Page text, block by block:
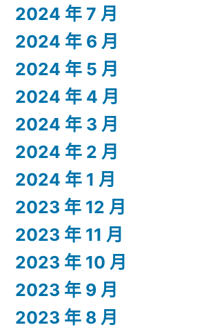
2024 年 7 月
2024 年 6 月
2024 年 5 月
2024 年 4 月
2024 年 3 月
2024 年 2 月
2024 年 1 月
2023 年 12 月
2023 年 11 月
2023 年 10 月
2023 年 9 月
2023 年 8 月